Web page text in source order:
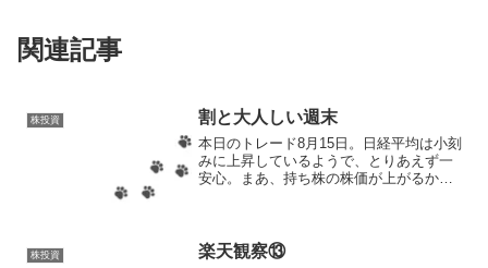
関連記事
株投資 割と大人しい週末
本日のトレード8月15日。日経平均は小刻
みに上昇しているようで、とりあえず一
安心。まあ、持ち株の株価が上がるかが
はチェックするみたい...
株投資 楽天観察⑬